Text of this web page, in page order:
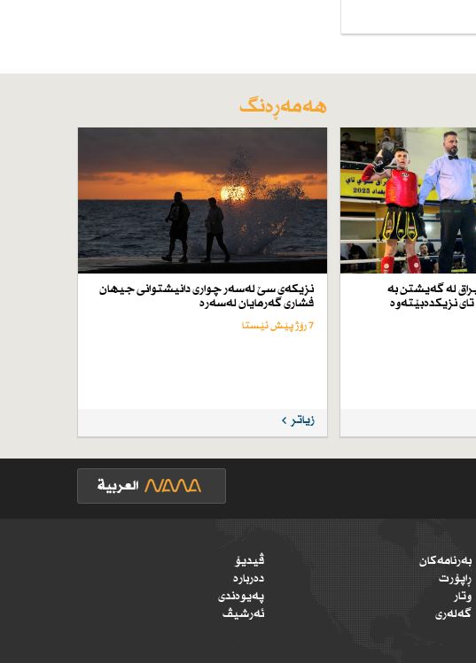
لە گەیشتن بە
نزیكدەبێتەوە
هەمەڕەنگ
نزیكەی سێ لەسەر چواری دانیشتوانی جیهان
فشاری گەرمایان لەسەرە
7 رۆژ پێش ئێستا
زیاتر
بەرنامەکان
ڕاپۆرت
وتار
گەلەری
ڤیدیۆ
دەربارە
پەیوەندی
ئەرشیڤ